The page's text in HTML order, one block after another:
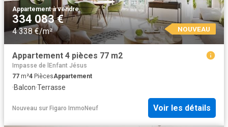
Appartement·à vendre
334 083 €
4 338 €/m² NOUVEAU
Appartement 4 pièces 77 m2
Impasse de lEnfant Jésus
77 m²4 PiècesAppartement
·Balcon·Terrasse
Nouveau sur Figaro ImmoNeuf Voir les détails